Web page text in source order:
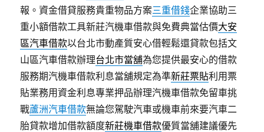
報。資金借貸服務貴重物品方案三重借錢企業協助三
重小額借款工具新莊汽機車借款與免費典當估價大安
區汽車借款以台北市動產質安心借輕鬆還貸款包括文
山區汽車借款辦理台北市當舖為您提供最安心的借款
服務期汽機車借款利息當舖規定為準新莊票貼利用票
貼業務用資金利息專業押品辦理汽機車借款免留車挑
戰蘆洲汽車借款無論您駕駛汽車或機車前來要汽車二
胎貸款增加借款額度新莊機車借款優質當舖建議優先